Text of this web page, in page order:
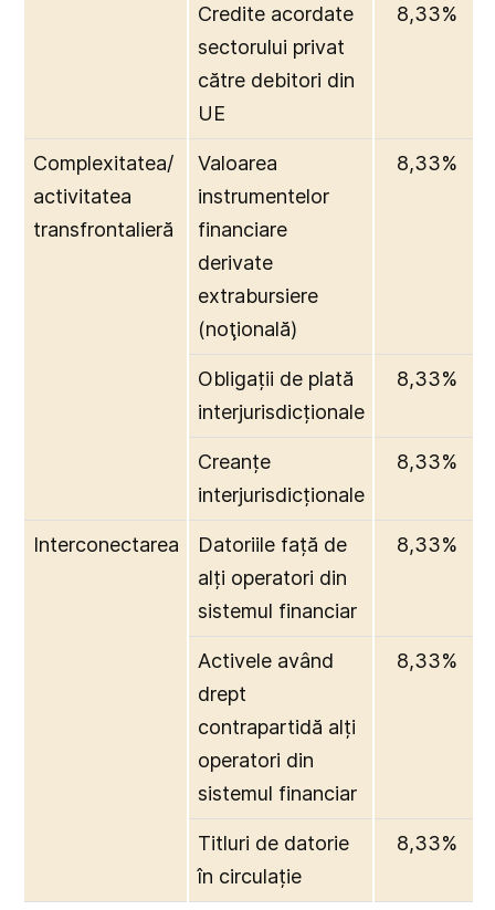
Credite acordate
sectorului privat
către debitori din
UE
8,33%
Complexitatea/
activitatea
transfrontalieră
Valoarea
instrumentelor
financiare
derivate
extrabursiere
(noţională)
8,33%
Obligații de plată
interjurisdicționale
8,33%
Creanțe
interjurisdicționale
8,33%
Interconectarea
Datoriile față de
alți operatori din
sistemul financiar
8,33%
Activele având
drept
contrapartidă alți
operatori din
sistemul financiar
8,33%
Titluri de datorie
în circulație
8,33%